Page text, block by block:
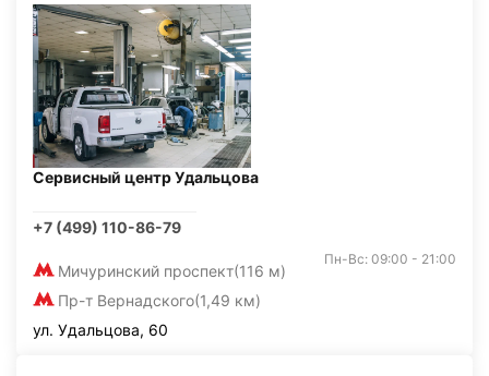
Сервисный центр Удальцова
+7 (499) 110-86-79
Мичуринский проспект(116 м)
Пр-т Вернадского(1,49 км)
Пн-Вс: 09:00 - 21:00
ул. Удальцова, 60